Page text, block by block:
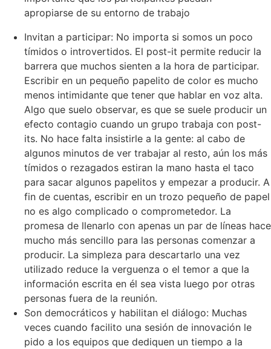
apropiarse de su entorno de trabajo
Invitan a participar: No importa si somos un poco
tímidos o introvertidos. El post-it permite reducir la
barrera que muchos sienten a la hora de participar.
Escribir en un pequeño papelito de color es mucho
menos intimidante que tener que hablar en voz alta.
Algo que suelo observar, es que se suele producir un
efecto contagio cuando un grupo trabaja con post-
its. No hace falta insistirle a la gente: al cabo de
algunos minutos de ver trabajar al resto, aún los más
tímidos o rezagados estiran la mano hasta el taco
para sacar algunos papelitos y empezar a producir. A
fin de cuentas, escribir en un trozo pequeño de papel
no es algo complicado o comprometedor. La
promesa de llenarlo con apenas un par de líneas hace
mucho más sencillo para las personas comenzar a
producir. La simpleza para descartarlo una vez
utilizado reduce la verguenza o el temor a que la
información escrita en él sea vista luego por otras
personas fuera de la reunión.
Son democráticos y habilitan el diálogo: Muchas
veces cuando facilito una sesión de innovación le
pido a los equipos que dediquen un tiempo a la